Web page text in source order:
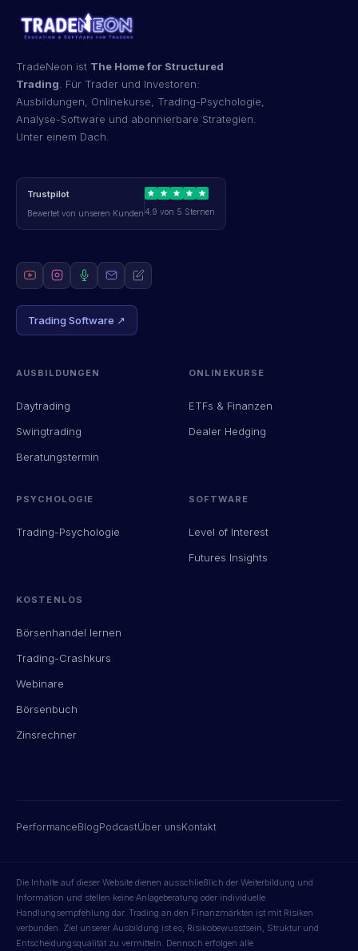
TradeNeon ist The Home for Structured
Trading . Für Trader und Investoren:
Ausbildungen, Onlinekurse, Trading-Psychologie,
Analyse-Software und abonnierbare Strategien.
Unter einem Dach.
Trustpilot
Bewertet von unseren Kunden4.9 von 5 Sternen
Trading Software ↗
AUSBILDUNGEN
Daytrading
Swingtrading
Beratungstermin
ONLINEKURSE
ETFs & Finanzen
Dealer Hedging
PSYCHOLOGIE
Trading-Psychologie
SOFTWARE
Level of Interest
Futures Insights
KOSTENLOS
Börsenhandel lernen
Trading-Crashkurs
Webinare
Börsenbuch
Zinsrechner
PerformanceBlogPodcastÜber unsKontakt
Die Inhalte auf dieser Website dienen ausschließlich der Weiterbildung und
Information und stellen keine Anlageberatung oder individuelle
Handlungsempfehlung dar. Trading an den Finanzmärkten ist mit Risiken
verbunden. Ziel unserer Ausbildung ist es, Risikobewusstsein, Struktur und
Entscheidungsqualität zu vermitteln. Dennoch erfolgen alle